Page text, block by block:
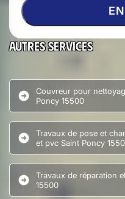
Autres services
Couvreur pour
Poncy 15500
Travaux de pose et
et pvc Saint Poncy
Travaux de réparation
15500